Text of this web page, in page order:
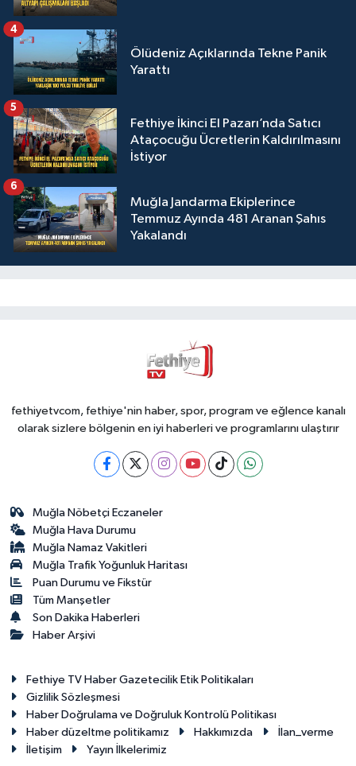
Ölüdeniz Açıklarında Tekne Panik
Yarattı
4
Fethiye İkinci El Pazarı’nda Satıcı
Ataçocuğu Ücretlerin Kaldırılmasını
İstiyor
5
Muğla Jandarma Ekiplerince
Temmuz Ayında 481 Aranan Şahıs
Yakalandı
6
fethiyetvcom, fethiye'nin haber, spor, program ve eğlence kanalı
olarak sizlere bölgenin en iyi haberleri ve programlarını ulaştırır
Muğla Nöbetçi Eczaneler
Muğla Hava Durumu
Muğla Namaz Vakitleri
Muğla Trafik Yoğunluk Haritası
Puan Durumu ve Fikstür
Tüm Manşetler
Son Dakika Haberleri
Haber Arşivi
Fethiye TV Haber Gazetecilik Etik Politikaları
Gizlilik Sözleşmesi
Haber Doğrulama ve Doğruluk Kontrolü Politikası
Haber düzeltme politikamız
Hakkımızda
İlan_verme
İletişim
Yayın İlkelerimiz